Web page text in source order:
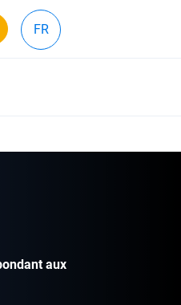
FR
aux